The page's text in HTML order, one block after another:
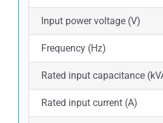
Input power voltage (V)
Frequency (Hz)
Rated input capacitance
Rated input current (A)